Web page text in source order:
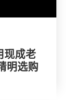
现成老
明选购